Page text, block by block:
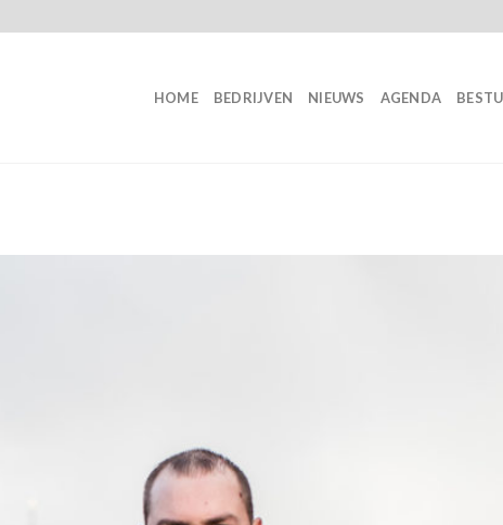
HOME BEDRIJVEN NIEUWS AGENDA